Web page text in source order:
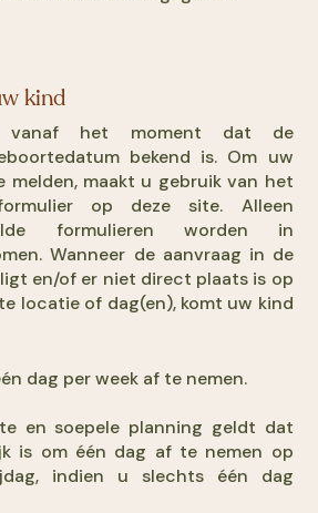
kind
vanaf het moment dat de
bekend is. Om uw
melden, maakt u gebruik van het
op deze site. Alleen
formulieren worden in
Wanneer de aanvraag in de
en/of er niet direct plaats is op
locatie of dag(en), komt uw kind
dag per week af te nemen.
en soepele planning geldt dat
is om één dag af te nemen op
indien u slechts één dag